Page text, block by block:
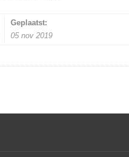
Geplaatst:
05 nov 2019